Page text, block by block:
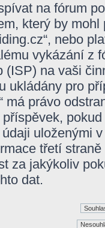
na fórum
který by
nebo
vykázání z
(ISP) na vaši
ukládány pro
má právo
uloženými
třetí
za jakýkoliv
dat.